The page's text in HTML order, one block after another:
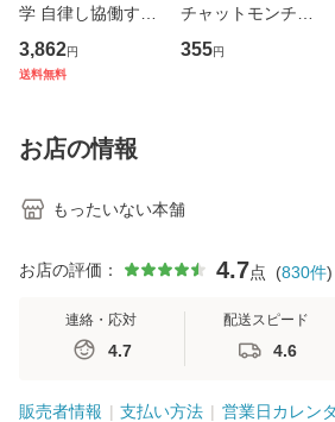
学 自律し協働する
専門職の看護マネ
ジメントスキル 改
恵 藤本幸三 / 南江
堂 [単行
3,862円
送料無料
チャットモンチー /
キューンレコード
[CD]【メール便送
355円
お店の情報
もったいない本舗
お店の評価： 4.7点 (830件)
連絡・応対
4.7
配送スピード
4.6
販売者情報 支払い方法 営業日カレン